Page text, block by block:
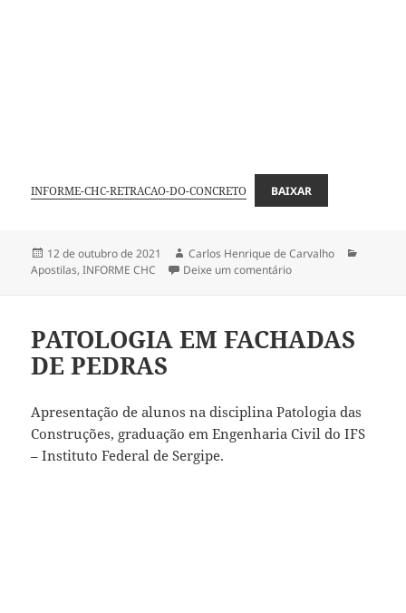
INFORME-CHC-RETRACAO-DO-CONCRETO BAIXAR
Publicado
em
12 de outubro de 2021 Autor
Carlos Henrique de Carvalho
Apostilas,INFORME CHC Deixe um comentárioem RETRAÇÃO DO
PATOLOGIA EM FACHADAS
DE PEDRAS
Apresentação de alunos na disciplina Patologia das
Construções, graduação em Engenharia Civil do IFS
– Instituto Federal de Sergipe.